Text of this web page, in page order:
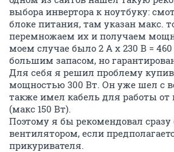
выбора инвертора к ноутбуку:
блоке питания, там указан макс.
перемножаем их и получаем
моем случае было 2 А х 230 В =
большим запасом, но
Для себя я решил проблему купив
мощностью 300 Вт. Он уже шел с
также имел кабель для работы от
(макс 150 Вт).
Поэтому я бы рекомендовал сразу
вентилятором, если
прикуривателя.